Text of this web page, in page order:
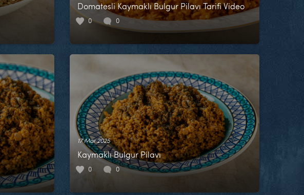
Domatesli Kaymaklı Bulgur Pilavı Tarifi Video
0 0
17 Mar 2025
Kaymaklı Bulgur Pilavı
0 0